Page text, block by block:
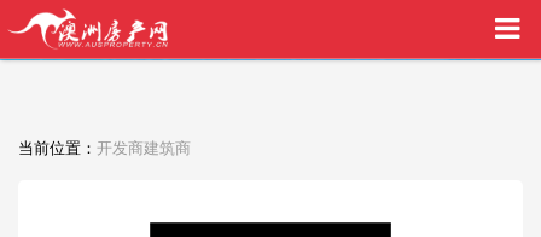
买家中介VIP服务，助您安心购房
当前位置： 开发商建筑商